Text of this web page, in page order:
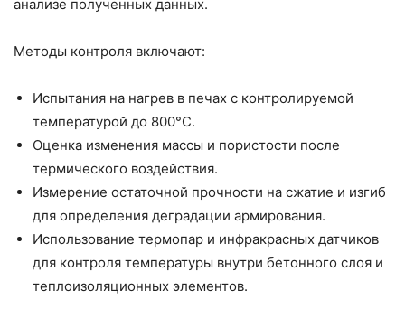
анализе полученных данных.
Методы контроля включают:
Испытания на нагрев в печах с контролируемой
температурой до 800°C.
Оценка изменения массы и пористости после
термического воздействия.
Измерение остаточной прочности на сжатие и изгиб
для определения деградации армирования.
Использование термопар и инфракрасных датчиков
для контроля температуры внутри бетонного слоя и
теплоизоляционных элементов.